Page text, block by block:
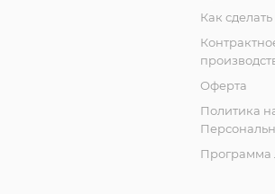
Как сделать
Оферта
Политика
Программа